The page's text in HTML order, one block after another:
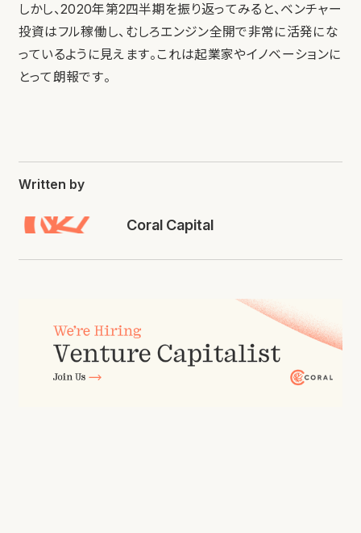
しかし、2020年第2四半期を振り返ってみると、ベンチャー
投資はフル稼働し、むしろエンジン全開で非常に活発にな
っているように見えます。これは起業家やイノベーションに
とって朗報です。
Written by
Coral Capital